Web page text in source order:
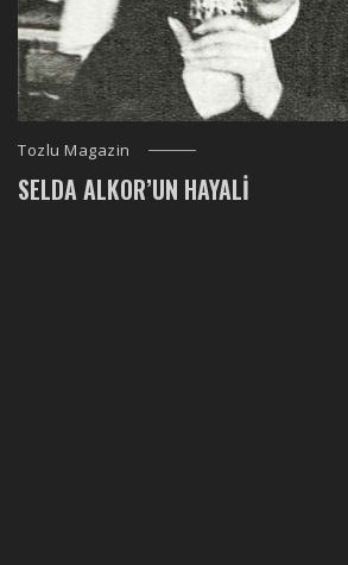
Tozlu Magazin
SELDA ALKOR’UN HAYALI